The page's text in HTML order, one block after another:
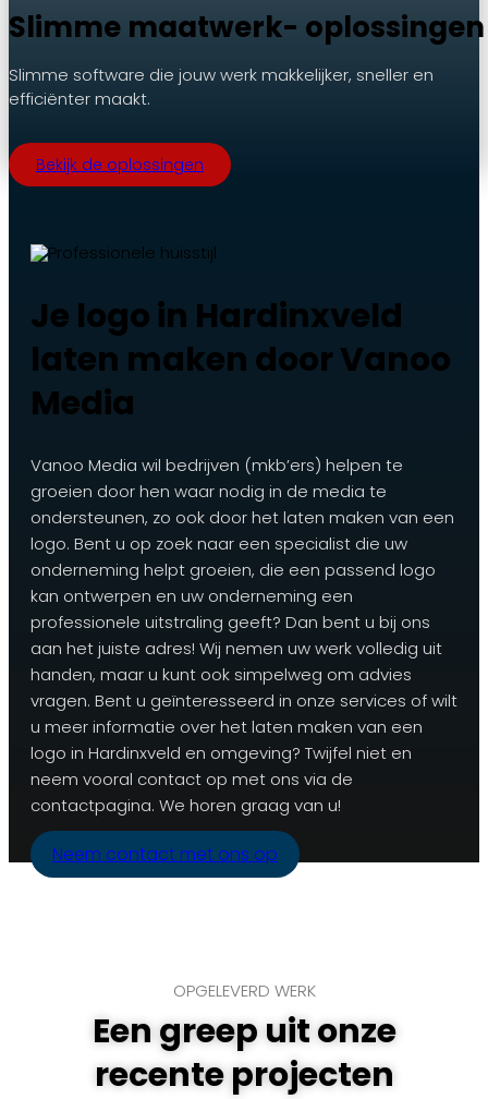
Slimme maatwerk- oplossingen
Slimme software die jouw werk makkelijker, sneller en
efficiënter maakt.
Bekijk de oplossingen
Je logo in Hardinxveld
laten maken door Vanoo
Media
Vanoo Media wil bedrijven (mkb’ers) helpen te
groeien door hen waar nodig in de media te
ondersteunen, zo ook door het laten maken van een
logo. Bent u op zoek naar een specialist die uw
onderneming helpt groeien, die een passend logo
kan ontwerpen en uw onderneming een
professionele uitstraling geeft? Dan bent u bij ons
aan het juiste adres! Wij nemen uw werk volledig uit
handen, maar u kunt ook simpelweg om advies
vragen. Bent u geïnteresseerd in onze services of wilt
u meer informatie over het laten maken van een
logo in Hardinxveld en omgeving? Twijfel niet en
neem vooral contact op met ons via de
contactpagina. We horen graag van u!
Neem contact met ons op
OPGELEVERD WERK
Een greep uit onze
recente projecten